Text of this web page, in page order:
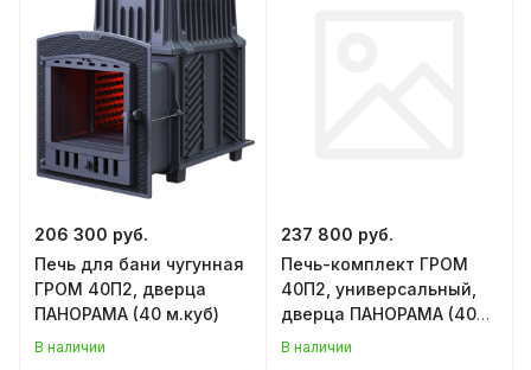
206 300 руб.
Печь для бани чугунная
ГРОМ 40П2, дверца
ПАНОРАМА (40 м.куб)
В наличии
237 800 руб.
Печь-комплект ГРОМ
40П2, универсальный,
дверца ПАНОРАМА (40
м.куб), в комплекте:
В наличии